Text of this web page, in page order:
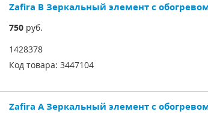
Zafira B Зеркальный элемент с
750руб.
1428378
Код товара: 3447104
Zafira A Зеркальный элемент с